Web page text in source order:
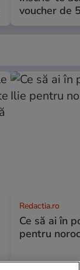
voucher de
Redactia.ro
Ce să ai în
pentru